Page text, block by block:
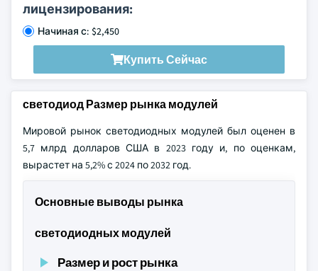
лицензирования:
Начиная с: $2,450
Купить Сейчас
светодиод Размер рынка модулей
Мировой рынок светодиодных модулей был оценен в
5,7 млрд долларов США в 2023 году и, по оценкам,
вырастет на 5,2% с 2024 по 2032 год.
Основные выводы рынка
светодиодных модулей
Размер и рост рынка